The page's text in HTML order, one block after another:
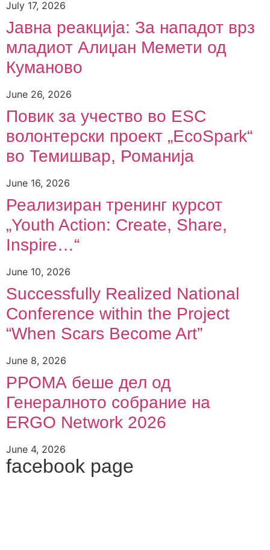
July 17, 2026
Јавна реакција: Зa нападот врз
младиот Алиџан Мемети од
Куманово
June 26, 2026
Повик за учество во ESC
волонтерски проект „EcoSpark“
во Темишвар, Романија
June 16, 2026
Реализиран тренинг курсот
„Youth Action: Create, Share,
Inspire…“
June 10, 2026
Successfully Realized National
Conference within the Project
“When Scars Become Art”
June 8, 2026
РРОМА беше дел од
Генералното собрание на
ERGO Network 2026
June 4, 2026
facebook page